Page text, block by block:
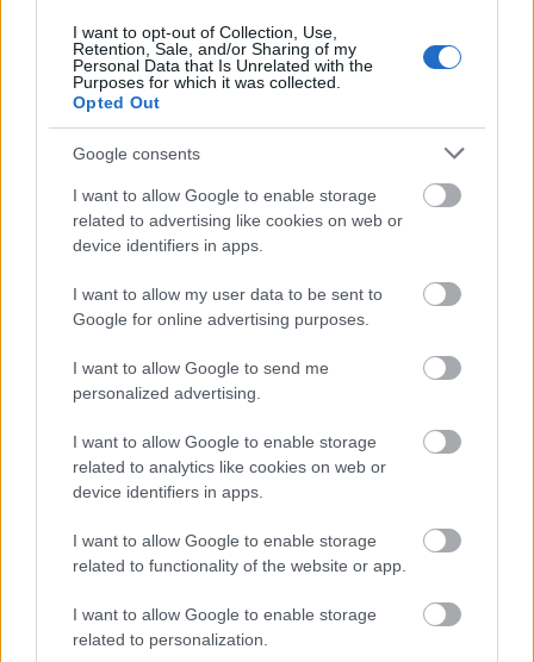
I want to opt-out of Collection, Use,
Retention, Sale, and/or Sharing of my
Personal Data that Is Unrelated with the
Purposes for which it was collected.
Opted Out
Google consents
I want to allow Google to enable storage
related to advertising like cookies on web or
device identifiers in apps.
I want to allow my user data to be sent to
Google for online advertising purposes.
I want to allow Google to send me
personalized advertising.
I want to allow Google to enable storage
related to analytics like cookies on web or
device identifiers in apps.
I want to allow Google to enable storage
related to functionality of the website or app.
I want to allow Google to enable storage
related to personalization.
Inkább felnőtt, mint gyerek - LEGO
Kaland 2
Van-e élet a szupiság után Emlékszem, a LEGO
Kaland pont egy olyan időszakban tette tiszteletét a
mozivásznon, amikor kb. két hetente (túlzás persze)
kiadtak egy LEGO játékot, legyen az Star Wars vagy
Emiatt nekem már herótom is volt elég keményen,